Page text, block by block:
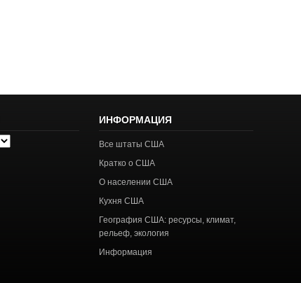
ИНФОРМАЦИЯ
Все штаты США
Кратко о США
О населении США
Кухня США
География США: ресурсы, климат,
рельеф, экология
Информация